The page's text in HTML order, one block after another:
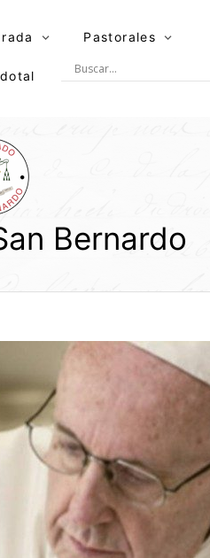
Pastorales
Bernardo